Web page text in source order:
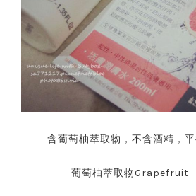
含葡萄柚萃取物，不含酒精，平
葡萄柚萃取物Grapefruit